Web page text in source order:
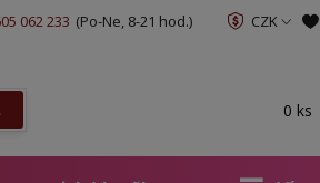
CZK
062 233 (Po-Ne, 8-21 hod.)
0 ks